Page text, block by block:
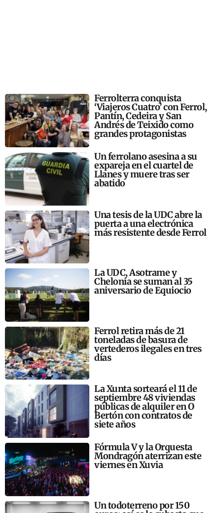
Ferrolterra conquista
‘Viajeros Cuatro’ con Ferrol,
Pantín, Cedeira y San
Andrés de Teixido como
grandes protagonistas
Un ferrolano asesina a su
expareja en el cuartel de
Llanes y muere tras ser
abatido
Una tesis de la UDC abre la
puerta a una electrónica
más resistente desde Ferrol
La UDC, Asotrame y
Chelonia se suman al 35
aniversario de Equiocio
Ferrol retira más de 21
toneladas de basura de
vertederos ilegales en tres
días
La Xunta sorteará el 11 de
septiembre 48 viviendas
públicas de alquiler en O
Bertón con contratos de
siete años
Fórmula V y la Orquesta
Mondragón aterrizan este
viernes en Xuvia
Un todoterreno por 150